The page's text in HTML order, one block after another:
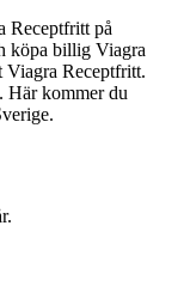
Receptfritt på
köpa billig Viagra
Viagra Receptfritt.
Här kommer du